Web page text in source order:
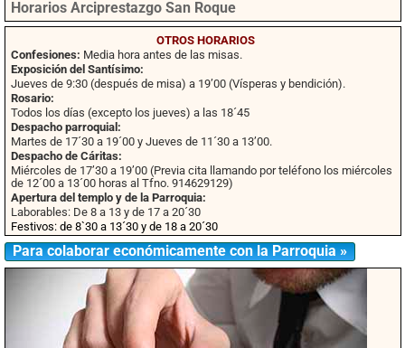
Horarios Arciprestazgo San Roque
OTROS HORARIOS
Confesiones: Media hora antes de las misas.
Exposición del Santísimo:
Jueves de 9:30 (después de misa) a 19’00 (Vísperas y bendición).
Rosario:
Todos los días (excepto los jueves) a las 18´45
Despacho parroquial:
Martes de 17´30 a 19´00 y Jueves de 11´30 a 13’00.
Despacho de Cáritas:
Miércoles de 17’30 a 19’00 (Previa cita llamando por teléfono los miércoles
de 12´00 a 13´00 horas al Tfno. 914629129)
Apertura del templo y de la Parroquia:
Laborables: De 8 a 13 y de 17 a 20´30
Festivos: de 8`30 a 13´30 y de 18 a 20´30
Para colaborar económicamente con la Parroquia »